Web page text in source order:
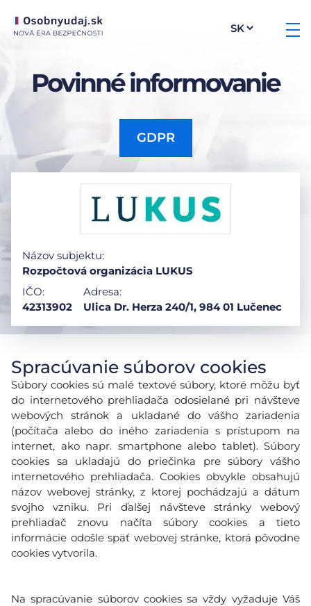
Povinné informovanie
GDPR
Názov subjektu:
Rozpočtová organizácia LUKUS
IČO:
42313902
Adresa:
Ulica Dr. Herza 240/1, 984 01 Lučenec
Spracúvanie súborov cookies
Súbory cookies sú malé textové súbory, ktoré môžu byť
do internetového prehliadača odosielané pri návšteve
webových stránok a ukladané do vášho zariadenia
(počítača alebo do iného zariadenia s prístupom na
internet, ako napr. smartphone alebo tablet). Súbory
cookies sa ukladajú do priečinka pre súbory vášho
internetového prehliadača. Cookies obvykle obsahujú
názov webovej stránky, z ktorej pochádzajú a dátum
svojho vzniku. Pri ďalšej návšteve stránky webový
prehliadač znovu načíta súbory cookies a tieto
informácie odošle späť webovej stránke, ktorá pôvodne
cookies vytvorila.
Na spracúvanie súborov cookies sa vždy vyžaduje Váš